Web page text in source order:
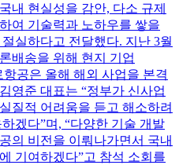
내 현실성을 감안, 다소 규제
여 기술력과 노하우를 쌓을
실하다고 전달했다. 지난 3월
배송을 위해 현지 기업
공은 올해 해외 사업을 본격
영준 대표는 “정부가 신사업
질적 어려움을 듣고 해소하려
겠다”며, “다양한 기술 개발
의 비전을 이뤄나가면서 국내
기여하겠다”고 참석 소회를